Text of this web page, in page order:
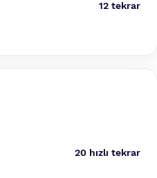
12 tekrar
20 hızlı tekrar